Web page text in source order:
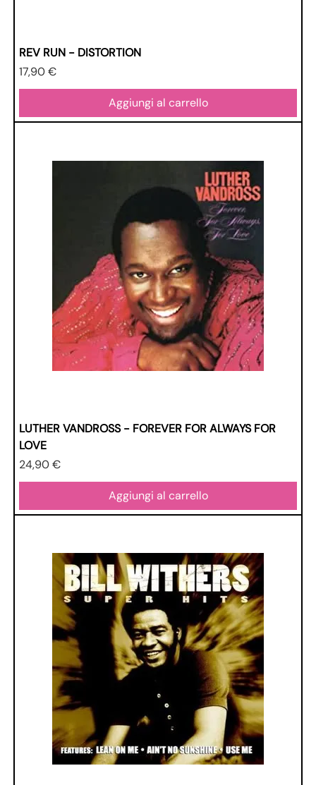
REV RUN - DISTORTION
Prezzo
17,90 €
Aggiungi al carrello
LUTHER VANDROSS - FOREVER FOR ALWAYS FOR
LOVE
Prezzo
24,90 €
Aggiungi al carrello